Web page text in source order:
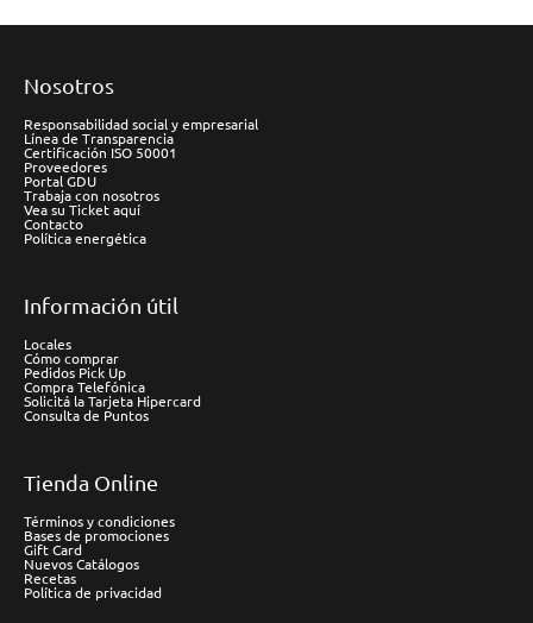
Nosotros
Responsabilidad social y empresarial
Línea de Transparencia
Certificación ISO 50001
Proveedores
Portal GDU
Trabaja con nosotros
Vea su Ticket aquí
Contacto
Política energética
Información útil
Locales
Cómo comprar
Pedidos Pick Up
Compra Telefónica
Solicitá la Tarjeta Hipercard
Consulta de Puntos
Tienda Online
Términos y condiciones
Bases de promociones
Gift Card
Nuevos Catálogos
Recetas
Política de privacidad